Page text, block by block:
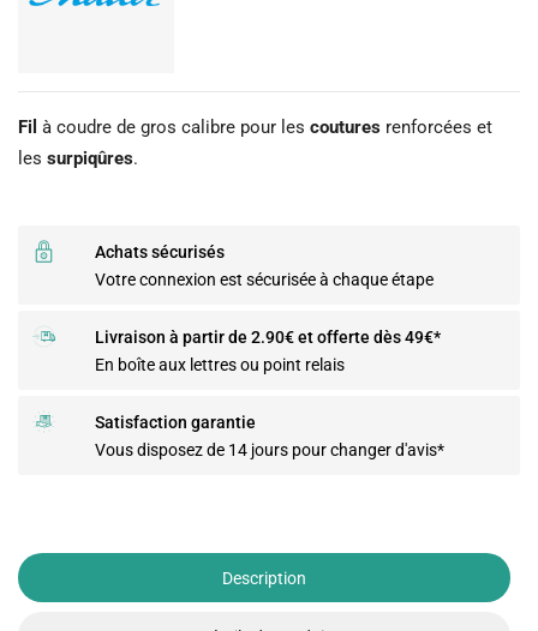
Fil à coudre de gros calibre pour les coutures renforcées et
les surpiqûres.
Achats sécurisés
Votre connexion est sécurisée à chaque étape
Livraison à partir de 2.90€ et offerte dès 49€*
En boîte aux lettres ou point relais
Satisfaction garantie
Vous disposez de 14 jours pour changer d'avis*
Description